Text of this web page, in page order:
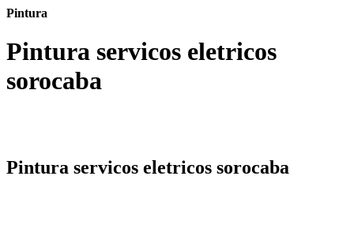
Pintura
Pintura servicos eletricos
sorocaba
Pintura servicos eletricos sorocaba